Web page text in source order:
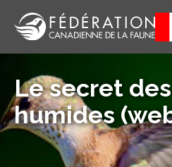
Le secret
humides